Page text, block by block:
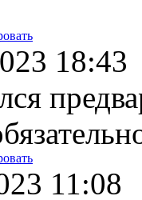
18:43
ся
11:08